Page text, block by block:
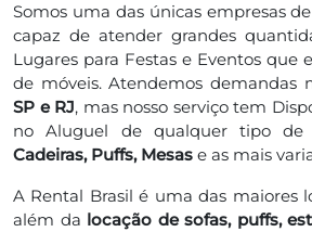
Somos uma das únicas empresas de
capaz de atender grandes
Lugares para Festas e Eventos que
de móveis. Atendemos demandas
SP e RJ, mas nosso serviço tem
no Aluguel de qualquer tipo de
Cadeiras, Puffs, Mesas e as mais
A Rental Brasil é uma das maiores
além da locação de sofas, puffs,